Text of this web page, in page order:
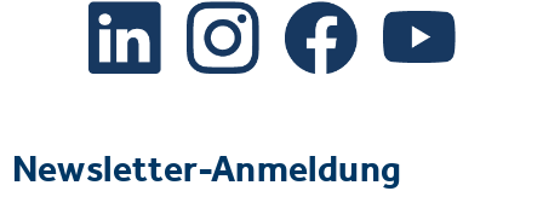
Newsletter-Anmeldung